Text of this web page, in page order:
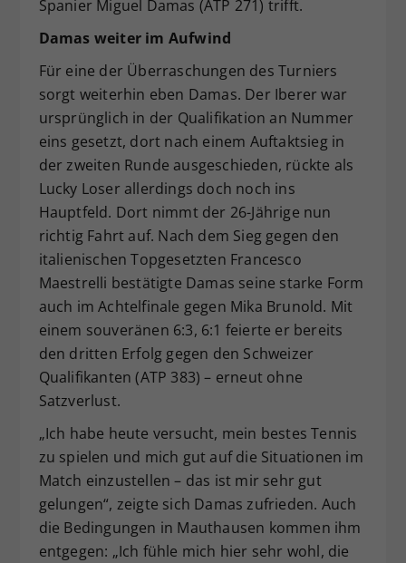
Spanier Miguel Damas (ATP 271) trifft.
Damas weiter im Aufwind
Für eine der Überraschungen des Turniers
sorgt weiterhin eben Damas. Der Iberer war
ursprünglich in der Qualifikation an Nummer
eins gesetzt, dort nach einem Auftaktsieg in
der zweiten Runde ausgeschieden, rückte als
Lucky Loser allerdings doch noch ins
Hauptfeld. Dort nimmt der 26-Jährige nun
richtig Fahrt auf. Nach dem Sieg gegen den
italienischen Topgesetzten Francesco
Maestrelli bestätigte Damas seine starke Form
auch im Achtelfinale gegen Mika Brunold. Mit
einem souveränen 6:3, 6:1 feierte er bereits
den dritten Erfolg gegen den Schweizer
Qualifikanten (ATP 383) – erneut ohne
Satzverlust.
„Ich habe heute versucht, mein bestes Tennis
zu spielen und mich gut auf die Situationen im
Match einzustellen – das ist mir sehr gut
gelungen“, zeigte sich Damas zufrieden. Auch
die Bedingungen in Mauthausen kommen ihm
entgegen: „Ich fühle mich hier sehr wohl, die